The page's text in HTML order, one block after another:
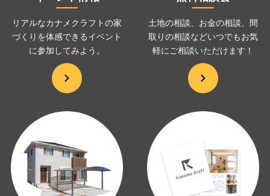
リアルなカナメクラフトの家
づくりを体感できるイベント
に参加してみよう。
土地の相談、お金の相談、
間
取りの相談などいつでもお気
軽にご相談いただけます！